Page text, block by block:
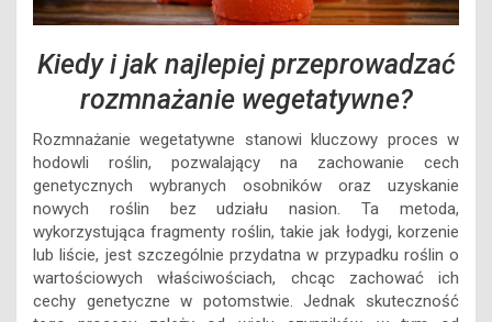
Kiedy i jak najlepiej przeprowadzać
rozmnażanie wegetatywne?
Rozmnażanie wegetatywne stanowi kluczowy proces w
hodowli roślin, pozwalający na zachowanie cech
genetycznych wybranych osobników oraz uzyskanie
nowych roślin bez udziału nasion. Ta metoda,
wykorzystująca fragmenty roślin, takie jak łodygi, korzenie
lub liście, jest szczególnie przydatna w przypadku roślin o
wartościowych właściwościach, chcąc zachować ich
cechy genetyczne w potomstwie. Jednak skuteczność